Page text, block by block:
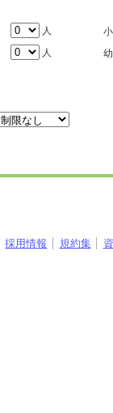
人
人
採用情報 規約集